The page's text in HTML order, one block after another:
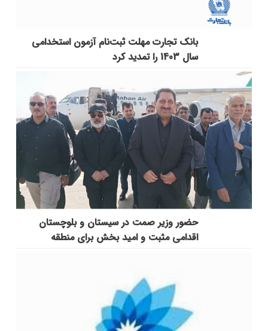
بانک تجارت مهلت ثبت‌نام آزمون استخدامی
سال 1403 را تمدید کرد
حضور وزیر صمت در سیستان و بلوچستان
اقدامی مثبت و امید بخش برای منطقه